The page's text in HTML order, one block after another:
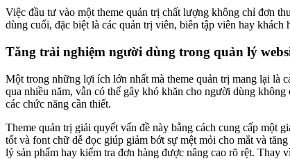
Việc đầu tư vào một theme quản trị chất lượng không chỉ đơn
dùng cuối, đặc biệt là các quản trị viên, biên tập viên hay khách
Tăng trải nghiệm người dùng trong quản lý
Một trong những lợi ích lớn nhất mà theme quản trị mang lại là
qua nhiều năm, vẫn có thể gây khó khăn cho người dùng
các chức năng cần thiết.
Theme quản trị giải quyết vấn đề này bằng cách cung cấp một
tốt và font chữ dễ đọc giúp giảm bớt sự mệt mỏi cho mắt và
lý sản phẩm hay kiểm tra đơn hàng được nâng cao rõ rệt. Thay